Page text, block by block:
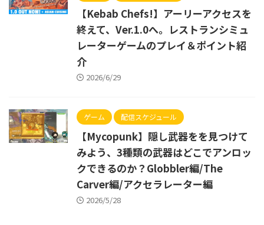
【Kebab Chefs!】アーリーアクセスを
終えて、Ver.1.0へ。レストランシミュ
レーターゲームのプレイ＆ポイント紹
介
2026/6/29
ゲーム 配信スケジュール
【Mycopunk】隠し武器をを見つけて
みよう、3種類の武器はどこでアンロッ
クできるのか？Globbler編/The
Carver編/アクセラレーター編
2026/5/28